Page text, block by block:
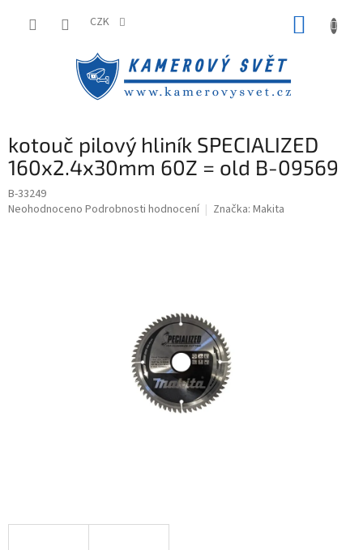
CZK
kotouč pilový hliník SPECIALIZED
160x2.4x30mm 60Z = old B-09569
B-33249
Průměrné
Neohodnoceno Podrobnosti hodnocení Značka: Makita